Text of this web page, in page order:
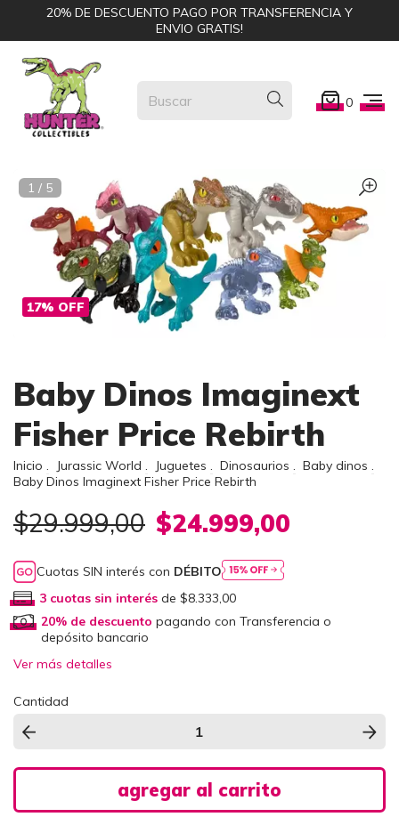
20% DE DESCUENTO PAGO POR TRANSFERENCIA Y
ENVIO GRATIS!
0
Baby Dinos Imaginext
Fisher Price Rebirth
Inicio . Jurassic World . Juguetes . Dinosaurios . Baby dinos .
Baby Dinos Imaginext Fisher Price Rebirth
$29.999,00 $24.999,00
Cuotas SIN interés con DÉBITO
3cuotas sin interésde $8.333,00
20% de descuento pagando con Transferencia o
depósito bancario
Ver más detalles
Cantidad
17% OFF
1 / 5